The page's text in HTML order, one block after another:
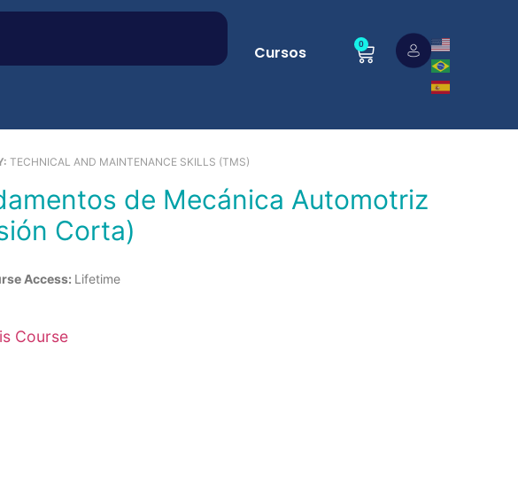
Cursos 0
TECHNICAL AND MAINTENANCE SKILLS (TMS)
Corta)
Access: Lifetime
Course